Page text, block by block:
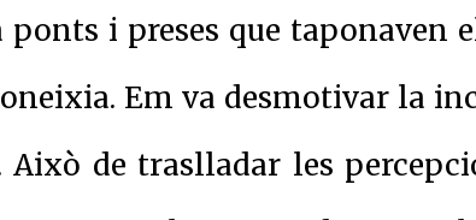
i preses que taponaven
Em va desmotivar la
de traslladar les